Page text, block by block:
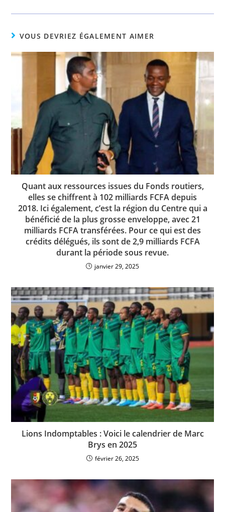
VOUS DEVRIEZ ÉGALEMENT AIMER
Quant aux ressources issues du Fonds routiers,
elles se chiffrent à 102 milliards FCFA depuis
2018. Ici également, c’est la région du Centre qui a
bénéficié de la plus grosse enveloppe, avec 21
milliards FCFA transférées. Pour ce qui est des
crédits délégués, ils sont de 2,9 milliards FCFA
durant la période sous revue.
janvier 29, 2025
Lions Indomptables : Voici le calendrier de Marc
Brys en 2025
février 26, 2025